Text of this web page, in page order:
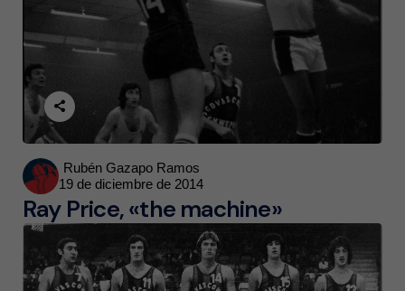
Posted
by
Rubén Gazapo Ramos
19 de diciembre de 2014
Ray Price, «the machine»